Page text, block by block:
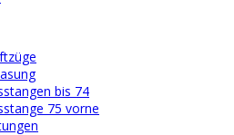
bis 74
75 vorne